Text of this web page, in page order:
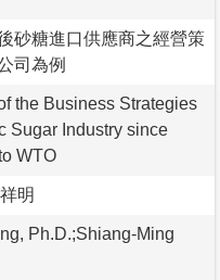
砂糖進口供應商之經營策
司為例
the Business Strategies
Sugar Industry since
WTO
明
Ph.D.;Shiang-Ming